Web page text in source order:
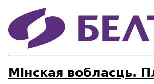
Мінская вобласць.